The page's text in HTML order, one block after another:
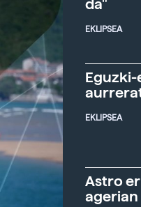
da"
EKLIPSEA
EKLIPSEA
Astro
agerian